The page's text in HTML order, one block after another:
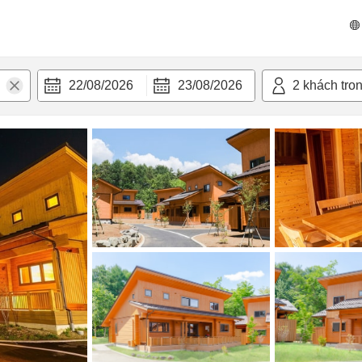
22/08/2026 23/08/2026 2 khách
bật Tiện nghi